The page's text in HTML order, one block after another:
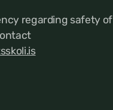
regarding safety of